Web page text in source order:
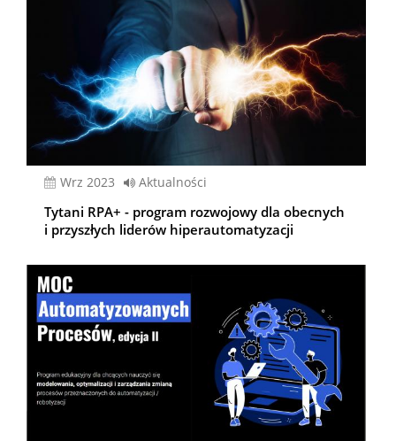
wrz 2023 Aktualności
Tytani RPA+ - program rozwojowy dla obecnych
i przyszłych liderów hiperautomatyzacji